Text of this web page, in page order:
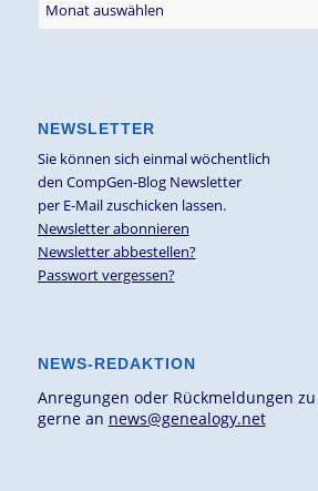
NEWSLETTER
Sie können sich einmal wöchentlich
den CompGen-Blog Newsletter
per E-Mail zuschicken lassen.
Newsletter abonnieren
Newsletter abbestellen?
Passwort vergessen?
NEWS-REDAKTION
Anregungen oder Rückmeldungen
gerne an news@genealogy.net